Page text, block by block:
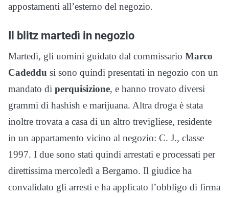
appostamenti all’esterno del negozio.
Il blitz martedì in negozio
Martedì, gli uomini guidato dal commissario Marco
Cadeddu si sono quindi presentati in negozio con un
mandato di perquisizione, e hanno trovato diversi
grammi di hashish e marijuana. Altra droga è stata
inoltre trovata a casa di un altro trevigliese, residente
in un appartamento vicino al negozio: C. J., classe
1997. I due sono stati quindi arrestati e processati per
direttissima mercoledì a Bergamo. Il giudice ha
convalidato gli arresti e ha applicato l’obbligo di firma